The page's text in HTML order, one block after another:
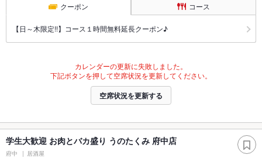
クーポン コース
【日～木限定!!】コース１時間無料延長クーポン♪
カレンダーの更新に失敗しました。
下記ボタンを押して空席状況を更新してください。
空席状況を更新する
学生大歓迎 お肉とバカ盛り うのたくみ 府中店
府中 居酒屋